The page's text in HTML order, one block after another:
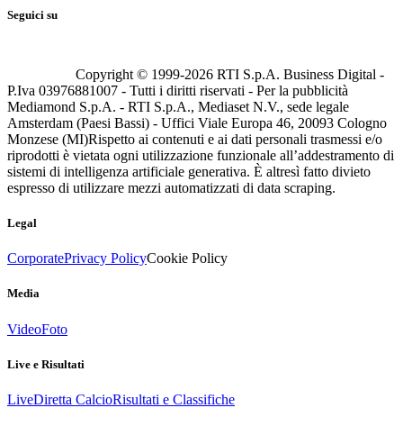
Seguici su
Copyright © 1999-2026 RTI S.p.A. Business Digital -
P.Iva 03976881007 - Tutti i diritti riservati - Per la pubblicità
Mediamond S.p.A. - RTI S.p.A., Mediaset N.V., sede legale
Amsterdam (Paesi Bassi) - Uffici Viale Europa 46, 20093 Cologno
Monzese (MI)Rispetto ai contenuti e ai dati personali trasmessi e/o
riprodotti è vietata ogni utilizzazione funzionale all’addestramento di
sistemi di intelligenza artificiale generativa. È altresì fatto divieto
espresso di utilizzare mezzi automatizzati di data scraping.
Legal
CorporatePrivacy PolicyCookie Policy
Media
VideoFoto
Live e Risultati
LiveDiretta CalcioRisultati e Classifiche